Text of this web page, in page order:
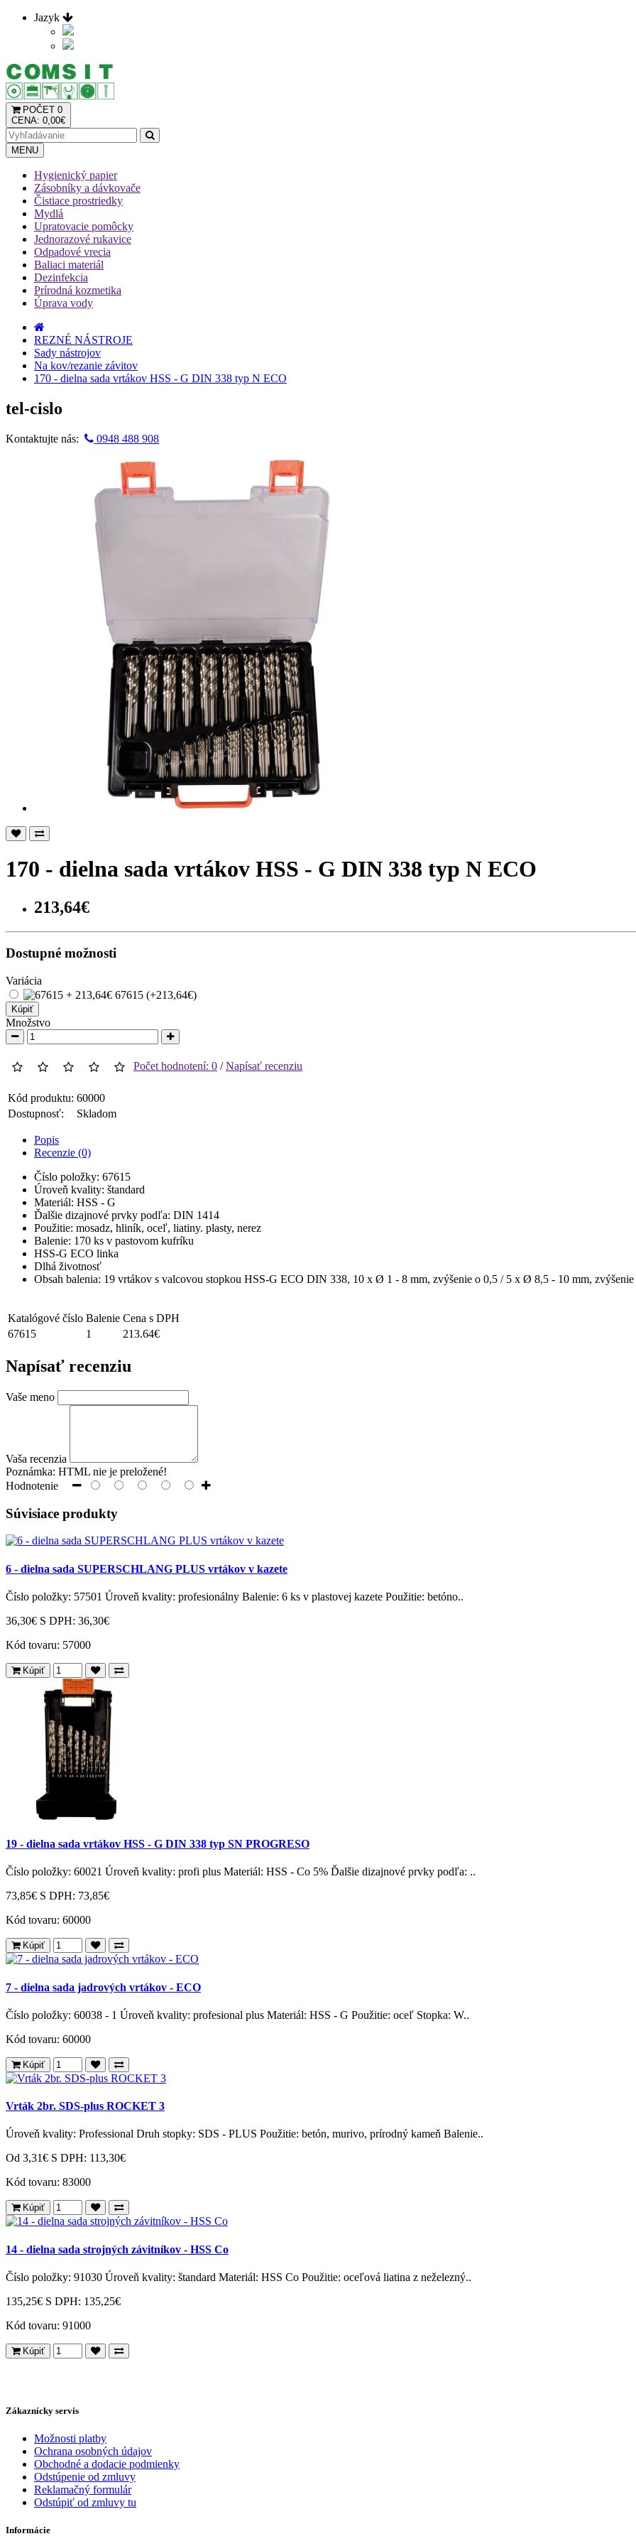
Jazyk
POČET 0
CENA: 0,00€
MENU
Hygienický papier
Zásobníky a dávkovače
Čistiace prostriedky
Mydlá
Upratovacie pomôcky
Jednorazové rukavice
Odpadové vrecia
Baliaci materiál
Dezinfekcia
Prírodná kozmetika
Úprava vody
REZNÉ NÁSTROJE
Sady nástrojov
Na kov/rezanie závitov
170 - dielna sada vrtákov HSS - G DIN 338 typ N ECO
tel-cislo
Kontaktujte nás: 0948 488 908
170 - dielna sada vrtákov HSS - G DIN 338 typ N ECO
213,64€
Dostupné možnosti
Variácia
67615 (+213,64€)
Kúpiť
Množstvo
Počet hodnotení: 0 /Napísať recenziu
Kód produktu: 60000
Dostupnosť:
Skladom
Popis
Recenzie (0)
Číslo položky: 67615
Úroveň kvality: štandard
Materiál: HSS - G
Ďalšie dizajnové prvky podľa: DIN 1414
Použitie: mosadz, hliník, oceľ, liatiny. plasty, nerez
Balenie: 170 ks v pastovom kufríku
HSS-G ECO linka
Dlhá životnosť
Obsah balenia: 19 vrtákov s valcovou stopkou HSS-G ECO DIN 338, 10 x Ø 1 - 8 mm, zvýšenie o 0,5 / 5 x Ø 8,5 - 10 mm, zvýšenie
Katalógové číslo Balenie Cena s DPH
67615
1 213.64€
Napísať recenziu
Vaše meno
Vaša recenzia
Poznámka: HTML nie je preložené!
Hodnotenie
Súvisiace produkty
6 - dielna sada SUPERSCHLANG PLUS vrtákov v kazete
Číslo položky: 57501 Úroveň kvality: profesionálny Balenie: 6 ks v plastovej kazete Použitie: betóno..
36,30€ S DPH: 36,30€
Kód tovaru: 57000
Kúpiť
19 - dielna sada vrtákov HSS - G DIN 338 typ SN PROGRESO
Číslo položky: 60021 Úroveň kvality: profi plus Materiál: HSS - Co 5% Ďalšie dizajnové prvky podľa: ..
73,85€ S DPH: 73,85€
Kód tovaru: 60000
Kúpiť
7 - dielna sada jadrových vrtákov - ECO
Číslo položky: 60038 - 1 Úroveň kvality: profesional plus Materiál: HSS - G Použitie: oceľ Stopka: W..
Kód tovaru: 60000
Kúpiť
Vrták 2br. SDS-plus ROCKET 3
Úroveň kvality: Professional Druh stopky: SDS - PLUS Použitie: betón, murivo, prírodný kameň Balenie..
Od 3,31€ S DPH: 113,30€
Kód tovaru: 83000
Kúpiť
14 - dielna sada strojných závitníkov - HSS Co
Číslo položky: 91030 Úroveň kvality: štandard Materiál: HSS Co Použitie: oceľová liatina z neželezný..
135,25€ S DPH: 135,25€
Kód tovaru: 91000
Kúpiť
Zákaznícky servis
Možnosti platby
Ochrana osobných údajov
Obchodné a dodacie podmienky
Odstúpenie od zmluvy
Reklamačný formulár
Odstúpiť od zmluvy tu
Informácie